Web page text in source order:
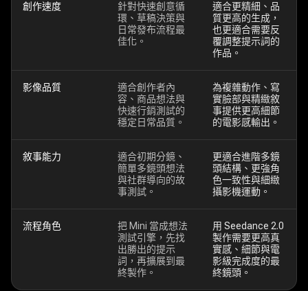
創作速度
針對快速創意循
環、草稿決策與
日常發布流程最
佳化。
適合更精細、品
質更高的生成，
也更適合需要反
覆調整提示詞的
作品。
影像品質
適合創作者內
容、商品想法與
快速行銷測試的
穩定日常品質。
為複雜動作、寫
實臉部與精緻敘
事提供更高細節
的電影感輸出。
敘事能力
適合初期分鏡、
簡單多鏡頭想法
與社群導向的故
事測試。
更適合進階多鏡
頭結構、更強角
色一致性與細緻
攝影機運動。
流程角色
把 Mini 當成想法
測試引擎，先找
出勝出的提示
詞，再擴展到最
終製作。
用 Seedance 2.0
製作需要更高真
實感、細節與電
影級完成度的最
終鏡頭。